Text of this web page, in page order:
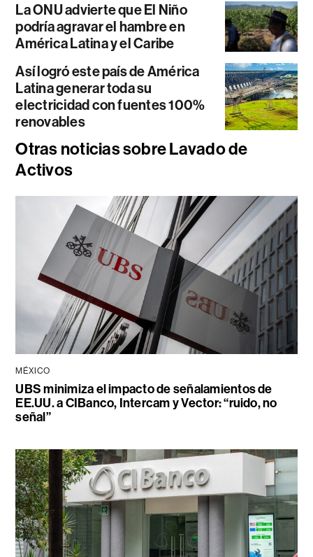
La ONU advierte que El Niño
podría agravar el hambre en
América Latina y el Caribe
Así logró este país de América
Latina generar toda su
electricidad con fuentes 100%
renovables
Otras noticias sobre Lavado de
Activos
MÉXICO
UBS minimiza el impacto de señalamientos de
EE.UU. a CIBanco, Intercam y Vector: “ruido, no
señal”